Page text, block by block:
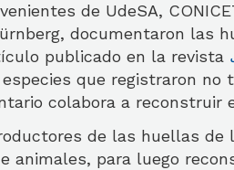
de UdeSA,
documentaron las
publicado en la revista
que registraron no
colabora a reconstruir
de las huellas de
animales, para luego